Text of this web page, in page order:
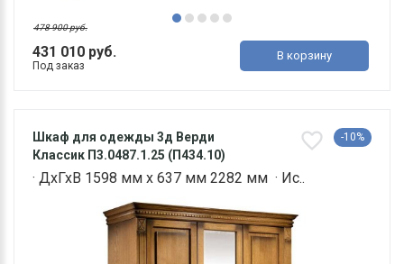
431 010 руб.
478 900 руб.
Под заказ
В корзину
Шкаф для одежды 3д Верди
Классик П3.0487.1.25 (П434.10)
-10%
· ДхГхВ 1598 мм х 637 мм 2282 мм · Ис..